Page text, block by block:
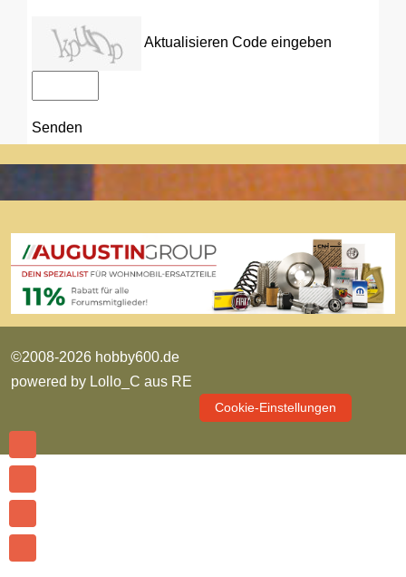
Aktualisieren Code eingeben
Senden
©2008-2026 hobby600.de
powered by Lollo_C aus RE
Cookie-Einstellungen